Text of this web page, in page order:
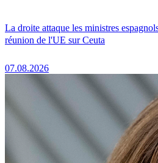
La droite attaque les ministres
réunion de l'UE sur Ceuta
07.08.2026